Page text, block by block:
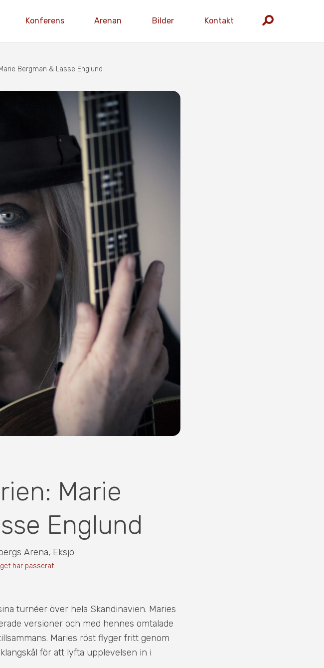
Konferens Arenan Bilder Kontakt
Bergman & Lasse Englund
Marie
Englund
Arena, Eksjö
har passerat.
turnéer över hela Skandinavien. Maries
versioner och med hennes omtalade
Maries röst flyger fritt genom
för att lyfta upplevelsen in i